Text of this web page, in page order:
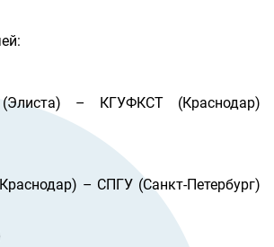
– КГУФКСТ (Краснодар)
– СПГУ (Санкт-Петербург)